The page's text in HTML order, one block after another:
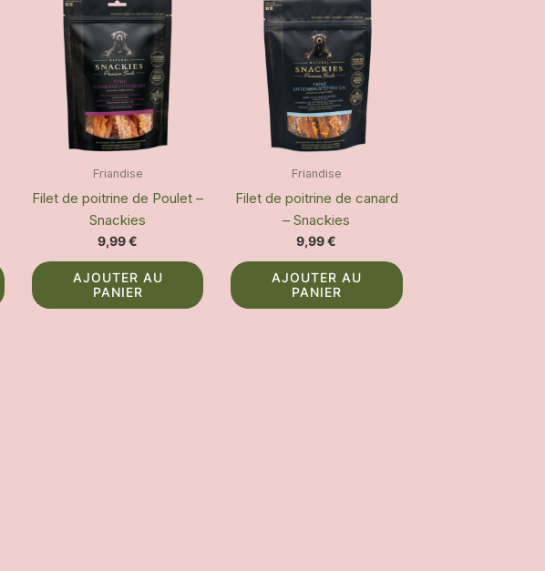
Friandise
Filet de poitrine de Poulet –
Snackies
9,99€
AJOUTER AU
PANIER
Friandise
Filet de poitrine de canard
– Snackies
9,99€
AJOUTER AU
PANIER